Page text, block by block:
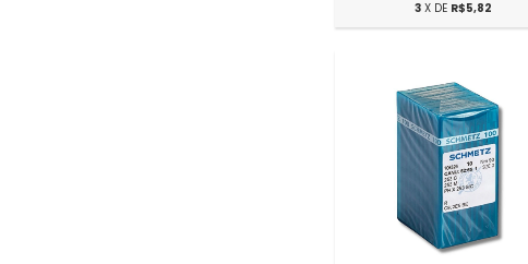
3 X DE R$5,82